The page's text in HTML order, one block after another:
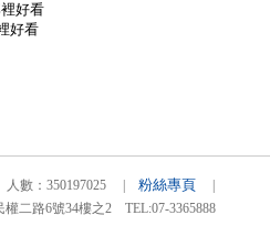
好看
好看
數：350197025 | 粉絲專頁
二路6號34樓之2 TEL:07-3365888